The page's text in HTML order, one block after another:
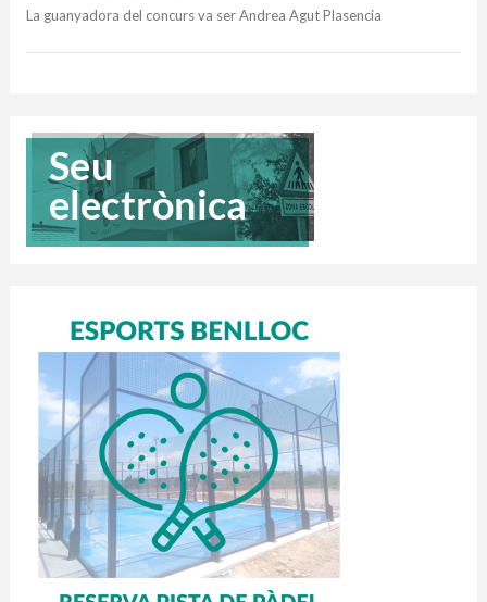
La guanyadora del concurs va ser Andrea Agut Plasencia